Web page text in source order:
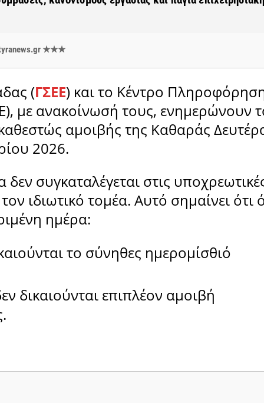
styranews.gr ★★★
(ΓΣΕΕ) και το Κέντρο
με ανακοίνωσή τους, ενημερώνουν
αμοιβής της Καθαράς
2026.
συγκαταλέγεται στις
ιδιωτικό τομέα. Αυτό σημαίνει ότι
ημέρα:
το σύνηθες ημερομίσθιό
δικαιούνται επιπλέον αμοιβή